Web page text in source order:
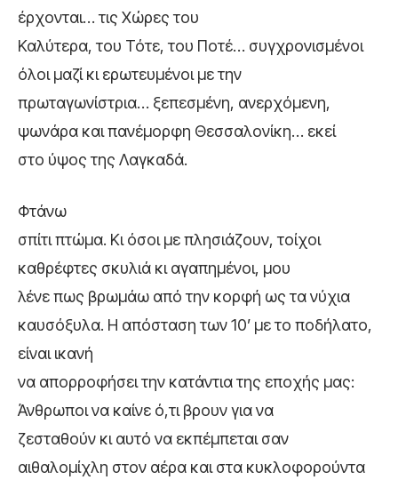
έρχονται… τις Χώρες του
Καλύτερα, του Τότε, του Ποτέ… συγχρονισμένοι
όλοι μαζί κι ερωτευμένοι με την
πρωταγωνίστρια… ξεπεσμένη, ανερχόμενη,
ψωνάρα και πανέμορφη Θεσσαλονίκη… εκεί
στο ύψος της Λαγκαδά.
Φτάνω
σπίτι πτώμα. Κι όσοι με πλησιάζουν, τοίχοι
καθρέφτες σκυλιά κι αγαπημένοι, μου
λένε πως βρωμάω από την κορφή ως τα νύχια
καυσόξυλα. Η απόσταση των 10’ με το ποδήλατο,
είναι ικανή
να απορροφήσει την κατάντια της εποχής μας:
Άνθρωποι να καίνε ό,τι βρουν για να
ζεσταθούν κι αυτό να εκπέμπεται σαν
αιθαλομίχλη στον αέρα και στα κυκλοφορούντα